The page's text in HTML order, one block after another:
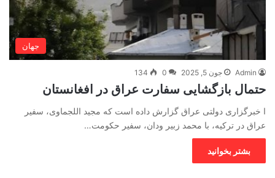
جهان
Admin جون 5, 2025 0
134
حتمال بازگشایی سفارت عراق در افغانستان
ا خبرگزاری دولتی عراق گزارش داده است که مجید اللجماوی، سفیر
عراق در ترکیه، با محمد زبیر ودان، سفیر حکومت…
بشتر بخوانید